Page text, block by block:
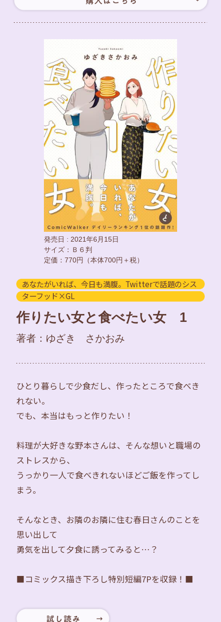
発売日 : 2021年6月15日
サイズ：Ｂ６判
定価：770円（本体700円＋税）
あなたがいれば、今日も満腹。Twitterで話題のシス
ターフッド×GL
作りたい女と食べたい女 1
著者：ゆざき さかおみ
ひとり暮らしで少食だし、作ったところで食べき
れない。
でも、本当はもっと作りたい！
料理が大好きな野本さんは、そんな想いと職場の
ストレスから、
うっかり一人で食べきれないほどご飯を作ってし
まう。
そんなとき、お隣のお隣に住む春日さんのことを
思い出して
勇気を出して夕食に誘ってみると…？
■コミックス描き下ろし特別短編7Pを収録！■